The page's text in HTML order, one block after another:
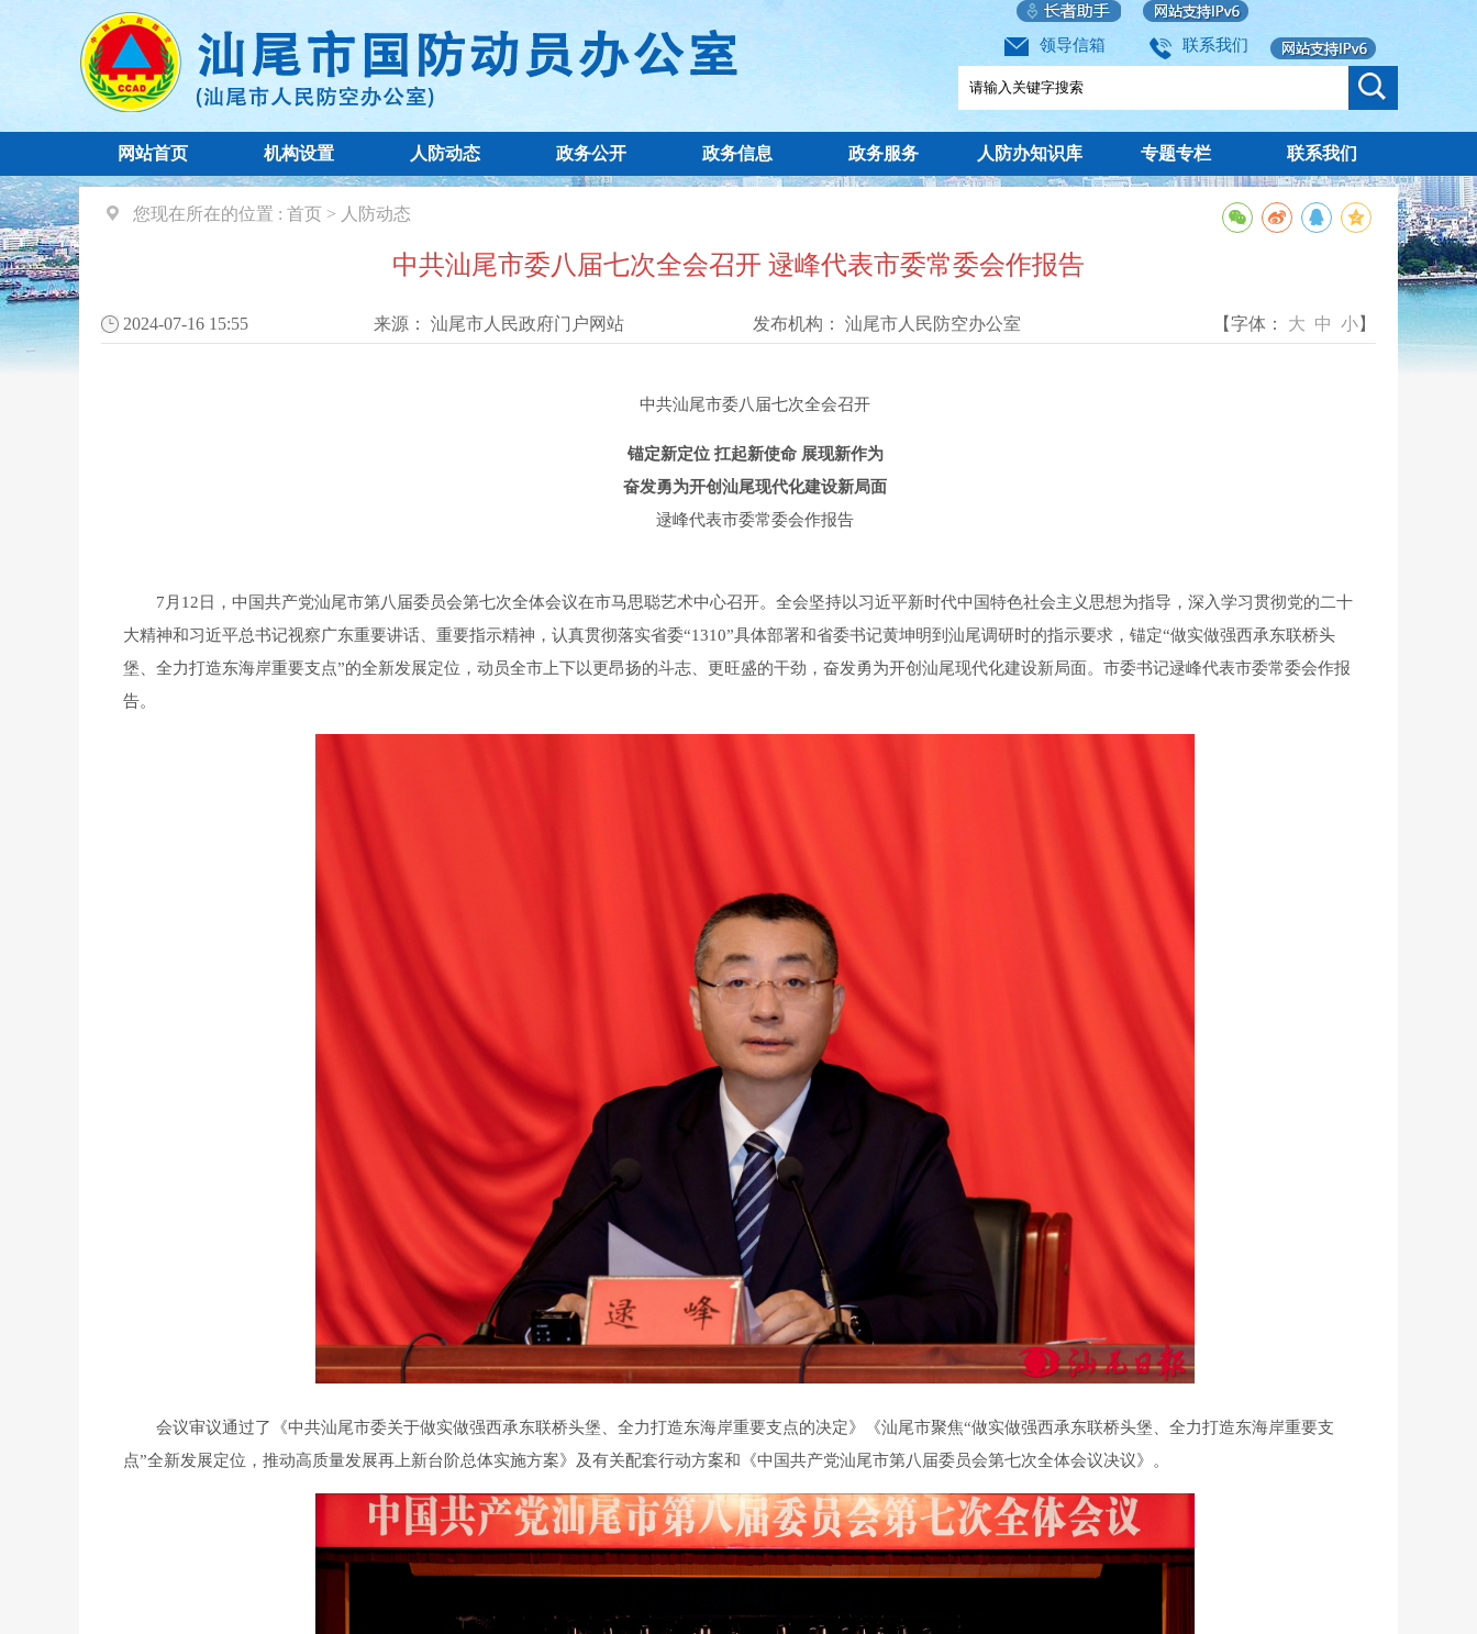
领导信箱 联系我们
网站首页 机构设置 人防动态 政务公开 政务信息 政务服务 人防办知识库 专题专栏 联系我们
您现在所在的位置 : 首页 > 人防动态
中共汕尾市委八届七次全会召开 逯峰代表市委常委会作报告
2024-07-16 15:55 来源： 汕尾市人民政府门户网站 发布机构： 汕尾市人民防空办公室 【字体： 大 中 小】
中共汕尾市委八届七次全会召开
锚定新定位 扛起新使命 展现新作为
奋发勇为开创汕尾现代化建设新局面
逯峰代表市委常委会作报告
7月12日，中国共产党汕尾市第八届委员会第七次全体会议在市马思聪艺术中心召开。全会坚持以习近平新时代中国特色社会主义思想为指导，深入学习贯彻党的二十
大精神和习近平总书记视察广东重要讲话、重要指示精神，认真贯彻落实省委“1310”具体部署和省委书记黄坤明到汕尾调研时的指示要求，锚定“做实做强西承东联桥头
堡、全力打造东海岸重要支点”的全新发展定位，动员全市上下以更昂扬的斗志、更旺盛的干劲，奋发勇为开创汕尾现代化建设新局面。市委书记逯峰代表市委常委会作报
告。
会议审议通过了《中共汕尾市委关于做实做强西承东联桥头堡、全力打造东海岸重要支点的决定》《汕尾市聚焦“做实做强西承东联桥头堡、全力打造东海岸重要支
点”全新发展定位，推动高质量发展再上新台阶总体实施方案》及有关配套行动方案和《中国共产党汕尾市第八届委员会第七次全体会议决议》。